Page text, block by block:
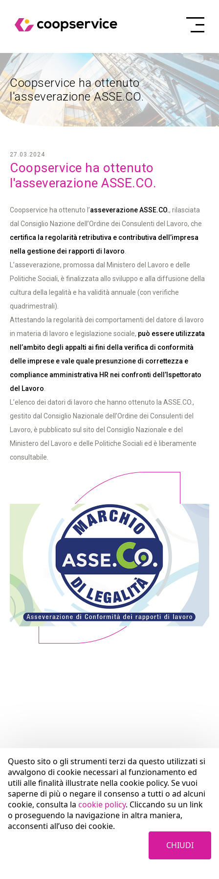
Questo sito o gli strumenti terzi da questo utilizzati si
avvalgono di cookie necessari al funzionamento ed
utili alle finalità illustrate nella cookie policy. Se vuoi
saperne di più o negare il consenso a tutti o ad alcuni
cookie, consulta la cookie policy. Cliccando su un link
o proseguendo la navigazione in altra maniera,
acconsenti all’uso dei cookie.
CHIUDI
Coopservice ha ottenuto
l'asseverazione ASSE.CO.
Coopservice ha ottenuto
l'asseverazione ASSE.CO.
27.03.2024
Coopservice ha ottenuto l’asseverazione ASSE.CO., rilasciata
dal Consiglio Nazione dell’Ordine dei Consulenti del Lavoro, che
certifica la regolarità retributiva e contributiva dell’impresa
nella gestione dei rapporti di lavoro
L’asseverazione, promossa dal Ministero del Lavoro e delle
Politiche Sociali, è finalizzata allo sviluppo e alla diffusione della
cultura della legalità e ha validità annuale (con verifiche
quadrimestrali).
Attestando la regolarità dei comportamenti del datore di lavoro
in materia di lavoro e legislazione sociale, può essere utilizzata
nell’ambito degli appalti ai fini della verifica di conformità
delle imprese e vale quale presunzione di correttezza e
compliance amministrativa HR nei confronti dell’Ispettorato
del Lavoro
L’elenco dei datori di lavoro che hanno ottenuto la ASSE.CO.,
gestito dal Consiglio Nazionale dell’Ordine dei Consulenti del
Lavoro, è pubblicato sul sito del Consiglio Nazionale e del
Ministero del Lavoro e delle Politiche Sociali ed è liberamente
consultabile.